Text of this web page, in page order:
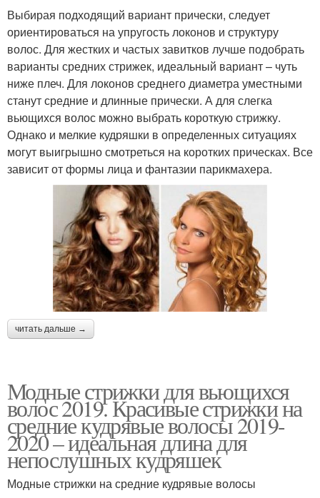
Выбирая подходящий вариант прически, следует
ориентироваться на упругость локонов и структуру
волос. Для жестких и частых завитков лучше подобрать
варианты средних стрижек, идеальный вариант – чуть
ниже плеч. Для локонов среднего диаметра уместными
станут средние и длинные прически. А для слегка
вьющихся волос можно выбрать короткую стрижку.
Однако и мелкие кудряшки в определенных ситуациях
могут выигрышно смотреться на коротких прическах. Все
зависит от формы лица и фантазии парикмахера.
читать дальше →
Модные стрижки для вьющихся
волос 2019. Красивые стрижки на
средние кудрявые волосы 2019-
2020 – идеальная длина для
непослушных кудряшек
Модные стрижки на средние кудрявые волосы